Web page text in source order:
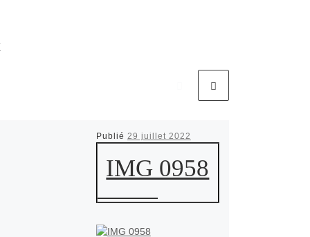
Publié 29 juillet 2022
IMG 0958